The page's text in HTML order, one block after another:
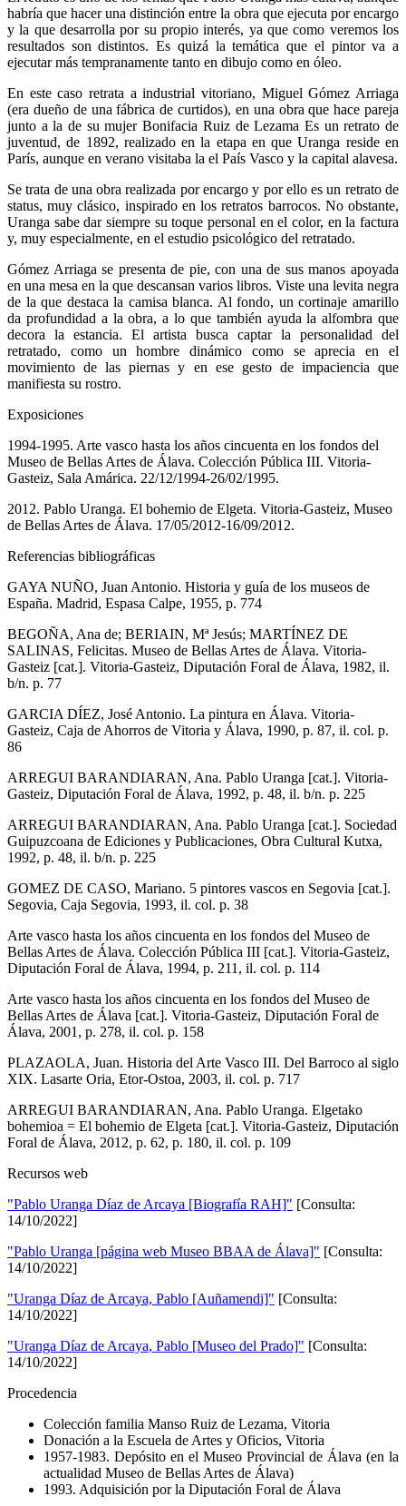
habría que hacer una distinción entre la obra que ejecuta por encargo
y la que desarrolla por su propio interés, ya que como veremos los
resultados son distintos. Es quizá la temática que el pintor va a
ejecutar más tempranamente tanto en dibujo como en óleo.
En este caso retrata a industrial vitoriano, Miguel Gómez Arriaga
(era dueño de una fábrica de curtidos), en una obra que hace pareja
junto a la de su mujer Bonifacia Ruiz de Lezama Es un retrato de
juventud, de 1892, realizado en la etapa en que Uranga reside en
París, aunque en verano visitaba la el País Vasco y la capital alavesa.
Se trata de una obra realizada por encargo y por ello es un retrato de
status, muy clásico, inspirado en los retratos barrocos. No obstante,
Uranga sabe dar siempre su toque personal en el color, en la factura
y, muy especialmente, en el estudio psicológico del retratado.
Gómez Arriaga se presenta de pie, con una de sus manos apoyada
en una mesa en la que descansan varios libros. Viste una levita negra
de la que destaca la camisa blanca. Al fondo, un cortinaje amarillo
da profundidad a la obra, a lo que también ayuda la alfombra que
decora la estancia. El artista busca captar la personalidad del
retratado, como un hombre dinámico como se aprecia en el
movimiento de las piernas y en ese gesto de impaciencia que
manifiesta su rostro.
Exposiciones
1994-1995. Arte vasco hasta los años cincuenta en los fondos del
Museo de Bellas Artes de Álava. Colección Pública III. Vitoria-
Gasteiz, Sala Amárica. 22/12/1994-26/02/1995.
2012. Pablo Uranga. El bohemio de Elgeta. Vitoria-Gasteiz, Museo
de Bellas Artes de Álava. 17/05/2012-16/09/2012.
Referencias bibliográficas
GAYA NUÑO, Juan Antonio. Historia y guía de los museos de
España. Madrid, Espasa Calpe, 1955, p. 774
BEGOÑA, Ana de; BERIAIN, Mª Jesús; MARTÍNEZ DE
SALINAS, Felicitas. Museo de Bellas Artes de Álava. Vitoria-
Gasteiz [cat.]. Vitoria-Gasteiz, Diputación Foral de Álava, 1982, il.
b/n. p. 77
GARCIA DÍEZ, José Antonio. La pintura en Álava. Vitoria-
Gasteiz, Caja de Ahorros de Vitoria y Álava, 1990, p. 87, il. col. p.
86
ARREGUI BARANDIARAN, Ana. Pablo Uranga [cat.]. Vitoria-
Gasteiz, Diputación Foral de Álava, 1992, p. 48, il. b/n. p. 225
ARREGUI BARANDIARAN, Ana. Pablo Uranga [cat.]. Sociedad
Guipuzcoana de Ediciones y Publicaciones, Obra Cultural Kutxa,
1992, p. 48, il. b/n. p. 225
GOMEZ DE CASO, Mariano. 5 pintores vascos en Segovia [cat.].
Segovia, Caja Segovia, 1993, il. col. p. 38
Arte vasco hasta los años cincuenta en los fondos del Museo de
Bellas Artes de Álava. Colección Pública III [cat.]. Vitoria-Gasteiz,
Diputación Foral de Álava, 1994, p. 211, il. col. p. 114
Arte vasco hasta los años cincuenta en los fondos del Museo de
Bellas Artes de Álava [cat.]. Vitoria-Gasteiz, Diputación Foral de
Álava, 2001, p. 278, il. col. p. 158
PLAZAOLA, Juan. Historia del Arte Vasco III. Del Barroco al siglo
XIX. Lasarte Oria, Etor-Ostoa, 2003, il. col. p. 717
ARREGUI BARANDIARAN, Ana. Pablo Uranga. Elgetako
bohemioa = El bohemio de Elgeta [cat.]. Vitoria-Gasteiz, Diputación
Foral de Álava, 2012, p. 62, p. 180, il. col. p. 109
Recursos web
"Pablo Uranga Díaz de Arcaya [Biografía RAH]" [Consulta:
14/10/2022]
"Pablo Uranga [página web Museo BBAA de Álava]" [Consulta:
14/10/2022]
"Uranga Díaz de Arcaya, Pablo [Auñamendi]" [Consulta:
14/10/2022]
"Uranga Díaz de Arcaya, Pablo [Museo del Prado]" [Consulta:
14/10/2022]
Procedencia
Colección familia Manso Ruiz de Lezama, Vitoria
Donación a la Escuela de Artes y Oficios, Vitoria
1957-1983. Depósito en el Museo Provincial de Álava (en la
actualidad Museo de Bellas Artes de Álava)
1993. Adquisición por la Diputación Foral de Álava